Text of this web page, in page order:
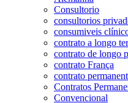
Consultorio
consultorios
consumiveis
contrato a longo
contrato de longo
contrato França
contrato
Contratos
Convencional